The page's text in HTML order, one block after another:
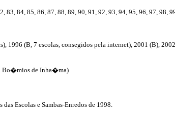
83, 84, 85, 86, 87, 88, 89, 90, 91, 92, 93, 94, 95, 96, 97, 98,
1996 (B, 7 escolas, consegidos pela internet), 2001 (B),
Bo�mios de Inha�ma)
Escolas e Sambas-Enredos de 1998.